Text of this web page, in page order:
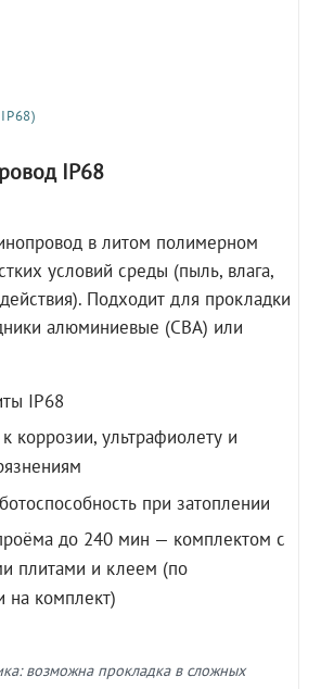
IP68
в литом полимерном
условий среды (пыль, влага,
Подходит для прокладки
алюминиевые (СВА) или
IP68
к коррозии, ультрафиолету и
при затоплении
до 240 мин — комплектом с
плитами и клеем (по
на комплект)
возможна прокладка в сложных